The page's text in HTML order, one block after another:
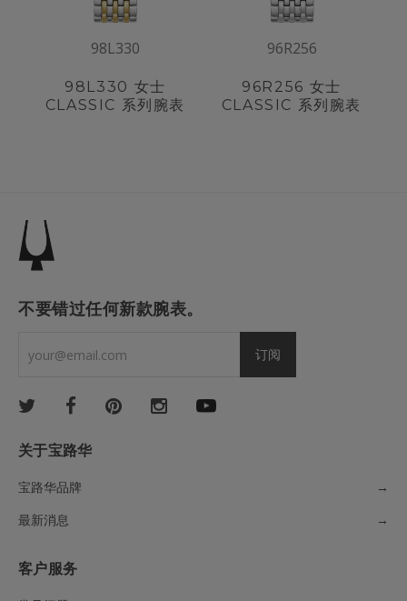
98L330
98L330 女士
CLASSIC 系列腕表
96R256
96R256 女士
CLASSIC 系列腕表
不要错过任何新款腕表。
关于宝路华
宝路华品牌 →
最新消息 →
客户服务